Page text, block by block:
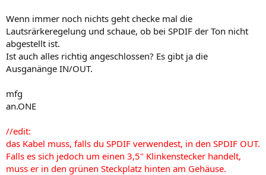
Wenn immer noch nichts geht checke mal die
Lautsrärkeregelung und schaue, ob bei SPDIF der Ton nicht
abgestellt ist.
Ist auch alles richtig angeschlossen? Es gibt ja die
Ausganänge IN/OUT.
mfg
an.ONE
//edit:
das Kabel muss, falls du SPDIF verwendest, in den SPDIF OUT.
Falls es sich jedoch um einen 3,5" Klinkenstecker handelt,
muss er in den grünen Steckplatz hinten am Gehäuse.